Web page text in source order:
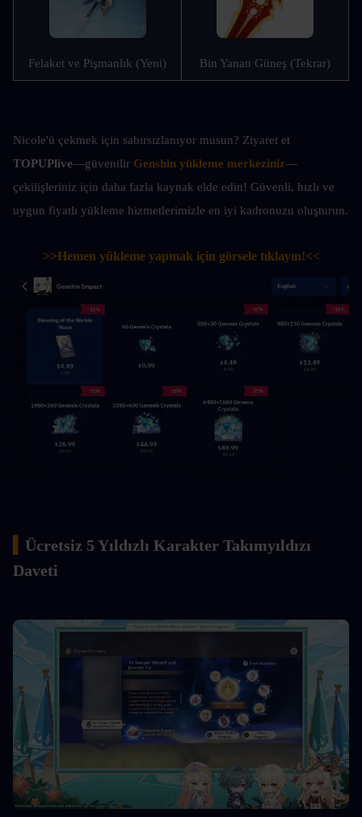
Felaket ve Pişmanlık (Yeni) Bin Yanan Güneş (Tekrar)
TOPUPlive—güvenilir Genshin yükleme merkeziniz—
çekilişleriniz için daha fazla kaynak elde edin! Güvenli, hızlı ve
uygun fiyatlı yükleme hizmetlerimizle en iyi kadronuzu oluşturun.
>>Hemen yükleme yapmak için görsele tıklayın!<<
Ücretsiz 5 Yıldızlı Karakter Takımyıldızı
Daveti